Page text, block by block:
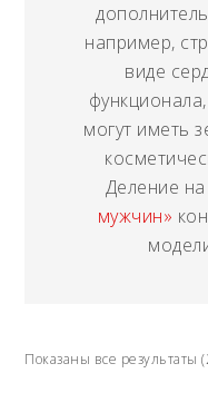
например,
виде
могут иметь
Деление
мужчин»
Показаны все результаты